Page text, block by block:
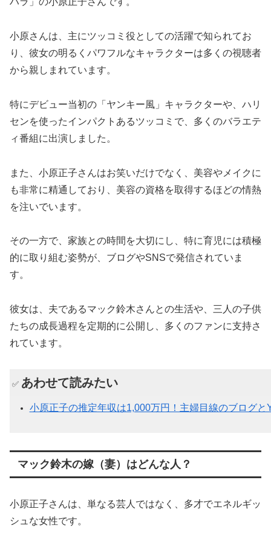
小原さんは、主にツッコミ役としての活躍で知られてお
り、彼女の明るくパワフルなキャラクターは多くの視聴者
から親しまれています。
特にデビュー当初の「ヤンキー風」キャラクターや、ハリ
センを使ったインパクトあるツッコミで、多くのバラエテ
ィ番組に出演しました​ 。
また、小原正子さんはお笑いだけでなく、美容やメイクに
も非常に精通しており、美容の資格を取得するほどの情熱
を注いでいます​。
その一方で、家族との時間を大切にし、特に育児には積極
的に取り組む姿勢が、ブログやSNSで発信されていま
す。
彼女は、夫であるマック鈴木さんとの生活や、三人の子供
たちの成長過程を定期的に公開し、多くのファンに支持さ
れています。
✅ あわせて読みたい
小原正子の推定年収は1,000万円！主婦目線のブログと
マック鈴木の嫁（妻）はどんな人？
小原正子さんは、単なる芸人ではなく、多才でエネルギッ
シュな女性です。